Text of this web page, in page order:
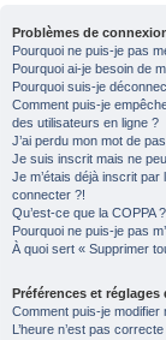
Problèmes de
Pourquoi ne puis-je pas
Pourquoi ai-je besoin de
Pourquoi suis-je
Comment puis-je
des utilisateurs en ligne ?
J’ai perdu mon mot de
Je suis inscrit mais ne
Je m’étais déjà inscrit
connecter ?!
Qu’est-ce que la COPPA ?
Pourquoi ne puis-je pas
À quoi sert « Supprimer
Préférences et
Comment puis-je modifier
L’heure n’est pas correcte